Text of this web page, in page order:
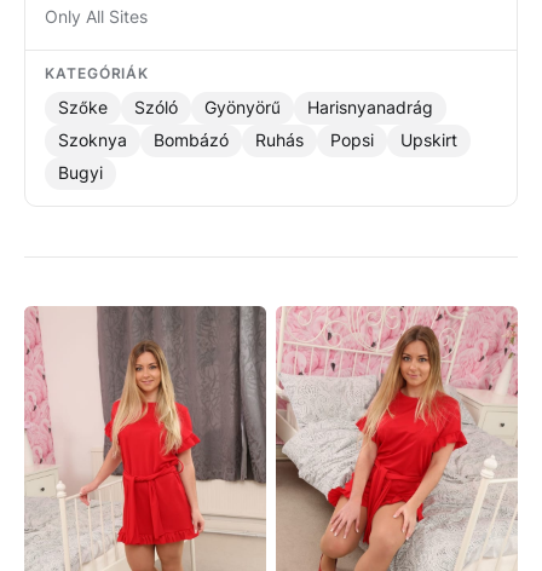
Only All Sites
KATEGÓRIÁK
Szőke Szóló Gyönyörű
Harisnyanadrág
Szoknya
Bombázó Ruhás Popsi
Upskirt
Bugyi